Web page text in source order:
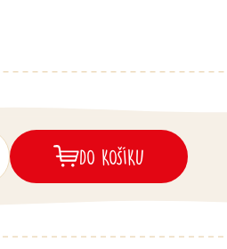
DO KOŠÍKU